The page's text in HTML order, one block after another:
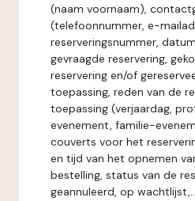
(naam voornaam),
(telefoonnummer, e-
reserveringsnummer,
gevraagde reservering,
reservering en/of
toepassing, reden van de
toepassing (verjaardag,
evenement, familie-
couverts voor het
en tijd van het opnemen
bestelling, status van de
geannuleerd, op